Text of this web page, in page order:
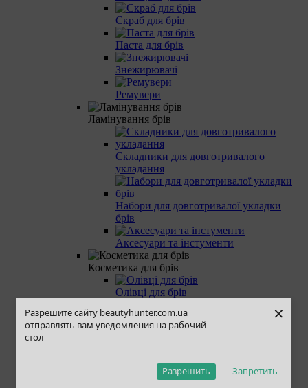
Разрешите сайту beautyhunter.com.ua
отправлять вам уведомления на рабочий
стол
Запретить
Разрешить
×
Скраб для брів
Паста для брів
Знежирювачі
Ремувери
Ламінування брів
Складники для довготривалого
укладання
Набори для довготривалої укладки
брів
Аксесуари та інстументи
Косметика для брів
Олівці для брів
Помадки та туші для брів
Аксесуари для брів